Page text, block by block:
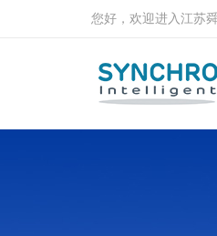
您好，欢迎进入江苏